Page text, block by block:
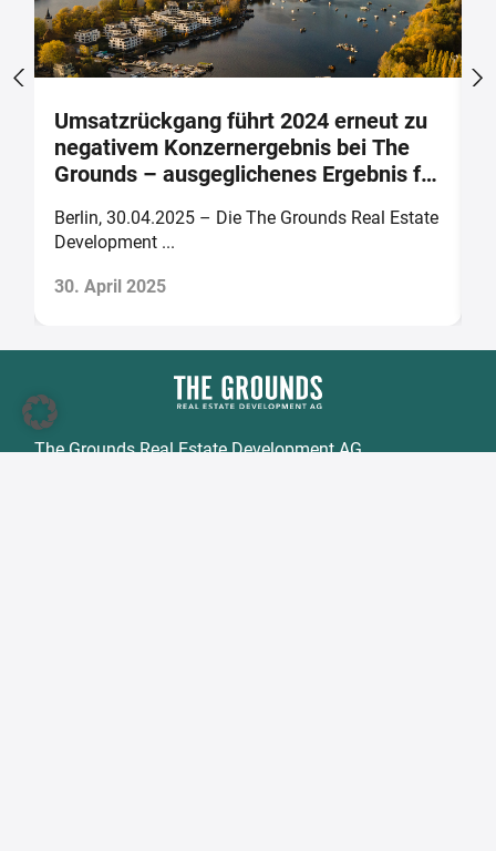
Umsatzrückgang führt 2024 erneut zu
negativem Konzernergebnis bei The
Grounds – ausgeglichenes Ergebnis für
Berlin, 30.04.2025 – Die The Grounds Real Estate
Development ...
30. April 2025
The Grounds Real Estate Development AG